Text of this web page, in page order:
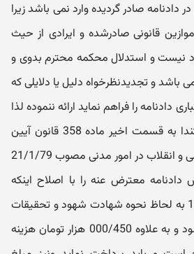
90 به شرح در دادنامه صادر گردیده وارد نمی باشد زیرا
قانونی صادرشده و ایرادی از حیث
نیست و استدلال محکمه محترم بدوی و
و تجدیدنظرخواه دلیل یا دلایلی که
دادنامه را فراهم نماید ارائه ننموده لذا
بنا به مراتب دادگاه مستندا به قسمت اخیر ماده 358 قانون آیین
دادرسی دادگاه های عمومی و انقلاب در امور مدنی مصوب 21/1/79
معترض عنه را با اصلاح اینکه
قدرمتیقن نفقه از 1/1/91 به لحاظ نحوه شهادت شهود و تحقیقات
محلی شامل زوجه می شود و به علاوه 000/450 هزار تومان هزینه